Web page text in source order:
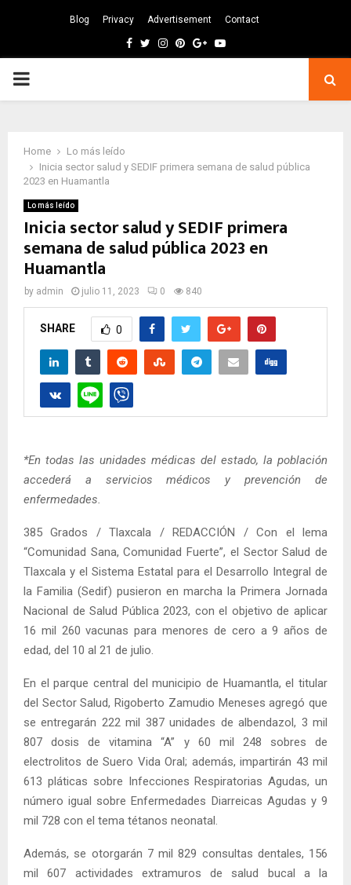
Blog Privacy Advertisement Contact
Facebook
TwitterInstagram
Pinterest
GoogleYoutube
PRIMARY
Home
Lo más leído
Inicia sector salud y SEDIF primera semana de salud pública
2023 en Huamantla
Lo más leído
Inicia sector salud y SEDIF primera
semana de salud pública 2023 en
Huamantla
by admin julio 11, 2023 0 840
SHARE 0
*En todas las unidades médicas del estado, la población
accederá a servicios médicos y prevención de
enfermedades.
385 Grados / Tlaxcala / REDACCIÓN / Con el lema
“Comunidad Sana, Comunidad Fuerte”, el Sector Salud de
Tlaxcala y el Sistema Estatal para el Desarrollo Integral de
la Familia (Sedif) pusieron en marcha la Primera Jornada
Nacional de Salud Pública 2023, con el objetivo de aplicar
16 mil 260 vacunas para menores de cero a 9 años de
edad, del 10 al 21 de julio.
En el parque central del municipio de Huamantla, el titular
del Sector Salud, Rigoberto Zamudio Meneses agregó que
se entregarán 222 mil 387 unidades de albendazol, 3 mil
807 dosis de vitamina “A” y 60 mil 248 sobres de
electrolitos de Suero Vida Oral; además, impartirán 43 mil
613 pláticas sobre Infecciones Respiratorias Agudas, un
número igual sobre Enfermedades Diarreicas Agudas y 9
mil 728 con el tema tétanos neonatal.
Además, se otorgarán 7 mil 829 consultas dentales, 156
mil 607 actividades extramuros de salud bucal a la